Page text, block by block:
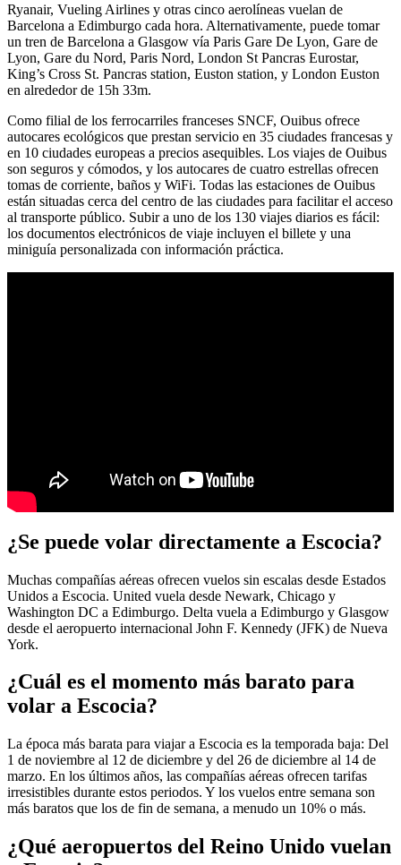
Ryanair, Vueling Airlines y otras cinco aerolíneas vuelan de
Barcelona a Edimburgo cada hora. Alternativamente, puede tomar
un tren de Barcelona a Glasgow vía Paris Gare De Lyon, Gare de
Lyon, Gare du Nord, Paris Nord, London St Pancras Eurostar,
King’s Cross St. Pancras station, Euston station, y London Euston
en alrededor de 15h 33m.
Como filial de los ferrocarriles franceses SNCF, Ouibus ofrece
autocares ecológicos que prestan servicio en 35 ciudades francesas y
en 10 ciudades europeas a precios asequibles. Los viajes de Ouibus
son seguros y cómodos, y los autocares de cuatro estrellas ofrecen
tomas de corriente, baños y WiFi. Todas las estaciones de Ouibus
están situadas cerca del centro de las ciudades para facilitar el acceso
al transporte público. Subir a uno de los 130 viajes diarios es fácil:
los documentos electrónicos de viaje incluyen el billete y una
miniguía personalizada con información práctica.
¿Se puede volar directamente a Escocia?
Muchas compañías aéreas ofrecen vuelos sin escalas desde Estados
Unidos a Escocia. United vuela desde Newark, Chicago y
Washington DC a Edimburgo. Delta vuela a Edimburgo y Glasgow
desde el aeropuerto internacional John F. Kennedy (JFK) de Nueva
York.
¿Cuál es el momento más barato para
volar a Escocia?
La época más barata para viajar a Escocia es la temporada baja: Del
1 de noviembre al 12 de diciembre y del 26 de diciembre al 14 de
marzo. En los últimos años, las compañías aéreas ofrecen tarifas
irresistibles durante estos periodos. Y los vuelos entre semana son
más baratos que los de fin de semana, a menudo un 10% o más.
¿Qué aeropuertos del Reino Unido vuelan